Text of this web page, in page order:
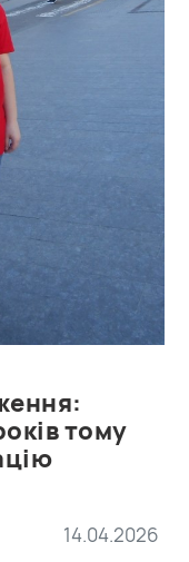
тому
14.04.2026